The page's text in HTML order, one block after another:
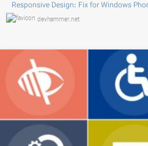
Responsive Design: Fix for Windows
devhammer.net